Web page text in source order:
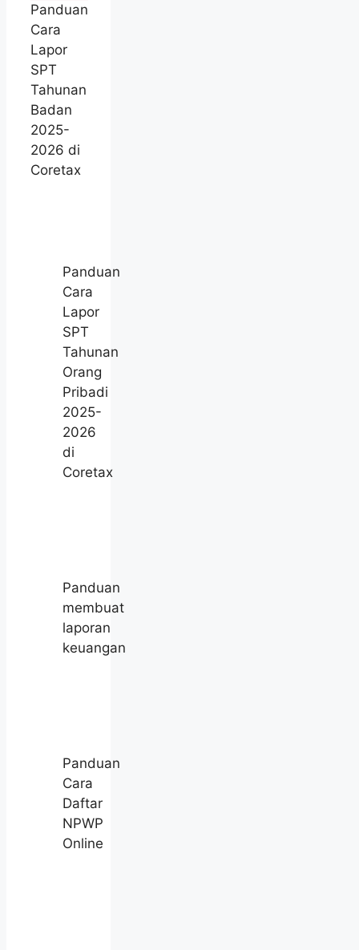
Panduan
Cara
Lapor
SPT
Tahunan
Badan
2025-
2026 di
Coretax
Panduan
Cara
Lapor
SPT
Tahunan
Orang
Pribadi
2025-
2026
di
Coretax
Panduan
membuat
laporan
keuangan
Panduan
Cara
Daftar
NPWP
Online